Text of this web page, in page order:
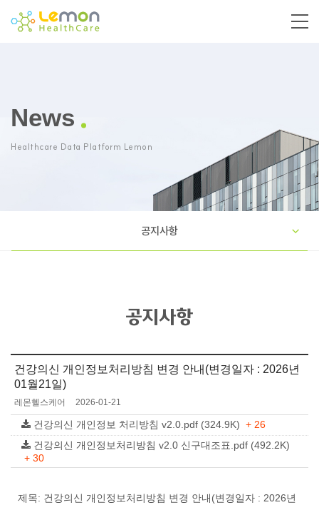
News
Healthcare Data Platform Lemon
공지사항
공지사항
건강의신 개인정보처리방침 변경 안내(변경일자 : 2026년
01월21일)
레몬헬스케어 2026-01-21
건강의신 개인정보 처리방침 v2.0.pdf (324.9K) + 26
건강의신 개인정보처리방침 v2.0 신구대조표.pdf (492.2K)
+ 30
제목: 건강의신 개인정보처리방침 변경 안내(변경일자 : 2026년